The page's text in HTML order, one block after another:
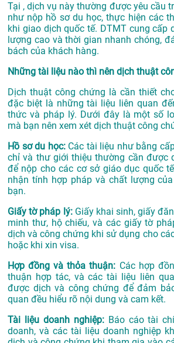
Tại , dịch vụ này thường được yêu cầu
như nộp hồ sơ du học, thực hiện các
khi giao dịch quốc tế. DTMT cung cấp
lượng cao và thời gian nhanh chóng,
bách của khách hàng.
Những tài liệu nào thì nên dịch thuật
Dịch thuật công chứng là cần thiết
đặc biệt là những tài liệu liên quan
thức và pháp lý. Dưới đây là một số
mà bạn nên xem xét dịch thuật công
Hồ sơ du học:Các tài liệu như bằng
chỉ và thư giới thiệu thường cần được
để nộp cho các cơ sở giáo dục quốc
nhận tính hợp pháp và chất lượng
bạn.
Giấy tờ pháp lý:Giấy khai sinh, giấy
minh thư, hộ chiếu, và các giấy tờ
dịch và công chứng khi sử dụng cho
hoặc khi xin visa.
Hợp đồng và thỏa thuận: Các hợp
thuận hợp tác, và các tài liệu liên
được dịch và công chứng để đảm
quan đều hiểu rõ nội dung và cam kết.
Tài liệu doanh nghiệp:Báo cáo tài
doanh, và các tài liệu doanh nghiệp